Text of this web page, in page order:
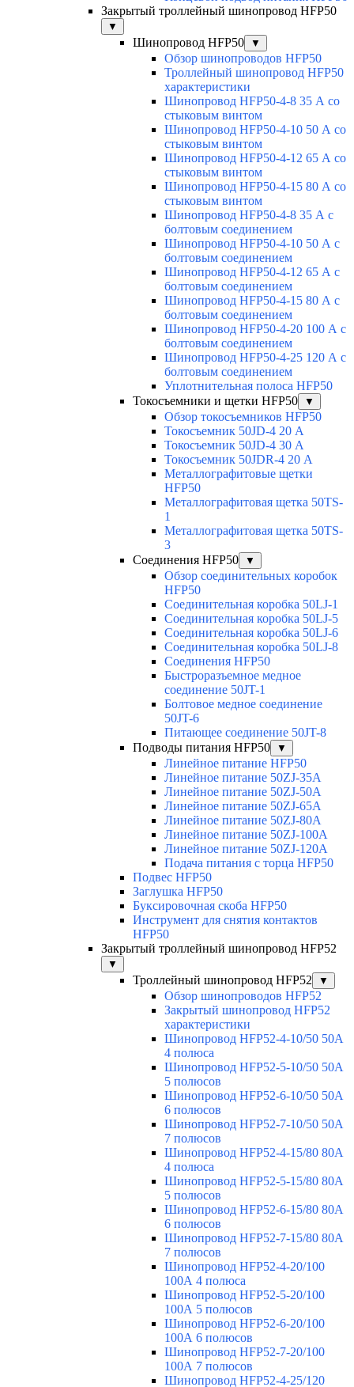
Закрытый троллейный шинопровод HFP50
▼
Шинопровод HFP50 ▼
Обзор шинопроводов HFP50
Троллейный шинопровод HFP50
характеристики
Шинопровод HFP50-4-8 35 А со
стыковым винтом
Шинопровод HFP50-4-10 50 А со
стыковым винтом
Шинопровод HFP50-4-12 65 А со
стыковым винтом
Шинопровод HFP50-4-15 80 А со
стыковым винтом
Шинопровод HFP50-4-8 35 А с
болтовым соединением
Шинопровод HFP50-4-10 50 А с
болтовым соединением
Шинопровод HFP50-4-12 65 А с
болтовым соединением
Шинопровод HFP50-4-15 80 А с
болтовым соединением
Шинопровод HFP50-4-20 100 А с
болтовым соединением
Шинопровод HFP50-4-25 120 А с
болтовым соединением
Уплотнительная полоса HFP50
Токосъемники и щетки HFP50
▼
Обзор токосъемников HFP50
Токосъемник 50JD-4 20 А
Токосъемник 50JD-4 30 А
Токосъемник 50JDR-4 20 А
Металлографитовые щетки
HFP50
Металлографитовая щетка 50TS-
1
Металлографитовая щетка 50TS-
3
Соединения HFP50
▼
Обзор соединительных коробок
HFP50
Соединительная коробка 50LJ-1
Соединительная коробка 50LJ-5
Соединительная коробка 50LJ-6
Соединительная коробка 50LJ-8
Соединения HFP50
Быстроразъемное медное
соединение 50JT-1
Болтовое медное соединение
50JT-6
Питающее соединение 50JT-8
Подводы питания HFP50
▼
Линейное питание HFP50
Линейное питание 50ZJ-35A
Линейное питание 50ZJ-50A
Линейное питание 50ZJ-65A
Линейное питание 50ZJ-80A
Линейное питание 50ZJ-100A
Линейное питание 50ZJ-120A
Подача питания с торца HFP50
Подвес HFP50
Заглушка HFP50
Буксировочная скоба HFP50
Инструмент для снятия контактов
HFP50
Закрытый троллейный шинопровод HFP52
▼
Троллейный шинопровод HFP52 ▼
Обзор шинопроводов HFP52
Закрытый шинопровод HFP52
характеристики
Шинопровод HFP52-4-10/50 50A
4 полюса
Шинопровод HFP52-5-10/50 50А
5 полюсов
Шинопровод HFP52-6-10/50 50А
6 полюсов
Шинопровод HFP52-7-10/50 50А
7 полюсов
Шинопровод HFP52-4-15/80 80A
4 полюса
Шинопровод HFP52-5-15/80 80А
5 полюсов
Шинопровод HFP52-6-15/80 80А
6 полюсов
Шинопровод HFP52-7-15/80 80А
7 полюсов
Шинопровод HFP52-4-20/100
100А 4 полюса
Шинопровод HFP52-5-20/100
100А 5 полюсов
Шинопровод HFP52-6-20/100
100А 6 полюсов
Шинопровод HFP52-7-20/100
100А 7 полюсов
Шинопровод HFP52-4-25/120